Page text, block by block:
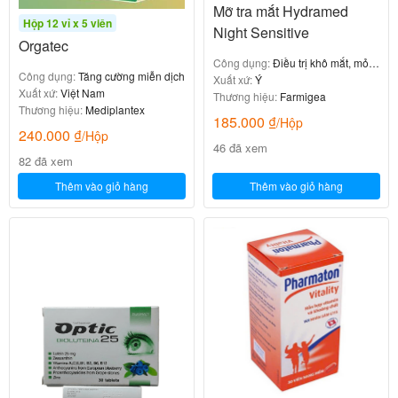
Hộp 12 vỉ x 5 viên
Orgatec
Công dụng:Tăng cường miễn dịch
Xuất xứ:Việt Nam
Thương hiệu:Mediplantex
240.000 ₫/Hộp
82 đã xem
Thêm vào giỏ hàng
Mỡ tra mắt Hydramed
Night Sensitive
Công dụng:Điều trị khô mắt, mỏi
mắt
Xuất xứ:Ý
Thương hiệu: Farmigea
185.000 ₫/Hộp
46 đã xem
Thêm vào giỏ hàng